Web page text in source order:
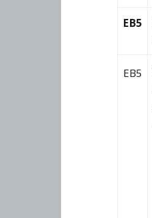
EB5
EB5